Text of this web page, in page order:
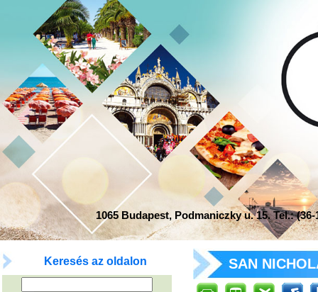
1065 Budapest, Podmaniczky u. 15. Tel.:
SAN
Keresés az oldalon